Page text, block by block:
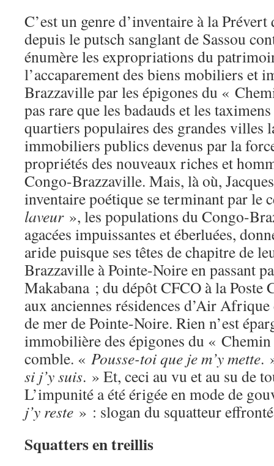
C’est un genre d’inventaire à la Prévert
depuis le putsch sanglant de Sassou
énumère les expropriations du
l’accaparement des biens mobiliers et
Brazzaville par les épigones du «
pas rare que les badauds et les
quartiers populaires des grandes villes
immobiliers publics devenus par la
propriétés des nouveaux riches et
Congo-Brazzaville. Mais, là où,
inventaire poétique se terminant par le
laveur», les populations du Congo-
agacées impuissantes et éberluées,
aride puisque ses têtes de chapitre de
Brazzaville à Pointe-Noire en passant
Makabana ; du dépôt CFCO à la Poste
aux anciennes résidences d’Air
de mer de Pointe-Noire. Rien n’est
immobilière des épigones du « Chemin
comble. « Pousse-toi que je m’y mette.
si j’y suis. » Et, ceci au vu et au su de
L’impunité a été érigée en mode de
j’y reste » : slogan du squatteur
Squatters en treillis